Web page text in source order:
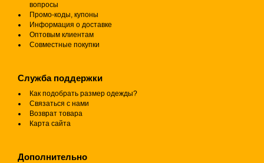
вопросы
Промо-коды, купоны
Информация о доставке
Оптовым клиентам
Совместные покупки
Служба поддержки
Как подобрать размер одежды?
Связаться с нами
Возврат товара
Карта сайта
Дополнительно